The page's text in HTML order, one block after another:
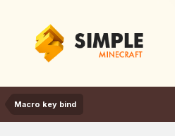
Macro key bind